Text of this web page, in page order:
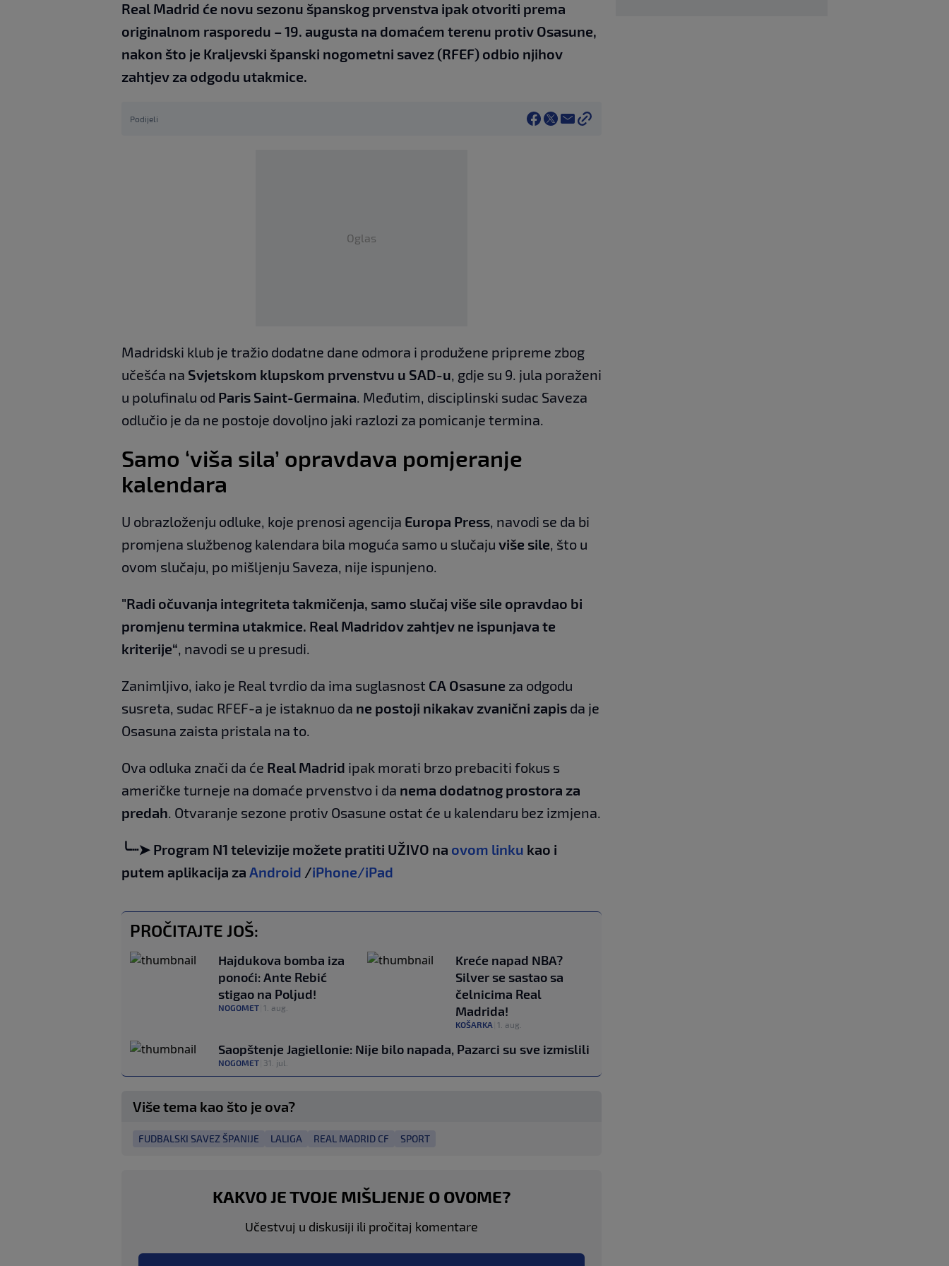
Real Madrid će novu sezonu španskog prvenstva ipak otvoriti prema
originalnom rasporedu – 19. augusta na domaćem terenu protiv Osasune,
nakon što je Kraljevski španski nogometni savez (RFEF) odbio njihov
zahtjev za odgodu utakmice.
Podijeli
Oglas
Madridski klub je tražio dodatne dane odmora i produžene pripreme zbog
učešća na Svjetskom klupskom prvenstvu u SAD-u, gdje su 9. jula poraženi
u polufinalu od Paris Saint-Germaina. Međutim, disciplinski sudac Saveza
odlučio je da ne postoje dovoljno jaki razlozi za pomicanje termina.
Samo ‘viša sila’ opravdava pomjeranje
kalendara
U obrazloženju odluke, koje prenosi agencija Europa Press, navodi se da bi
promjena službenog kalendara bila moguća samo u slučaju više sile, što u
ovom slučaju, po mišljenju Saveza, nije ispunjeno.
"Radi očuvanja integriteta takmičenja, samo slučaj više sile opravdao bi
promjenu termina utakmice. Real Madridov zahtjev ne ispunjava te
kriterije“, navodi se u presudi.
Zanimljivo, iako je Real tvrdio da ima suglasnost CA Osasune za odgodu
susreta, sudac RFEF-a je istaknuo da ne postoji nikakav zvanični zapis da je
Osasuna zaista pristala na to.
Ova odluka znači da će Real Madrid ipak morati brzo prebaciti fokus s
američke turneje na domaće prvenstvo i da nema dodatnog prostora za
predah. Otvaranje sezone protiv Osasune ostat će u kalendaru bez izmjena.
╰┈➤ Program N1 televizije možete pratiti UŽIVO na ovom linku kao i
putem aplikacija za Android /iPhone/iPad
PROČITAJTE JOŠ:
Hajdukova bomba iza
ponoći: Ante Rebić
stigao na Poljud!
NOGOMET 1. aug.
Kreće napad NBA?
Silver se sastao sa
čelnicima Real
Madrida!
KOŠARKA 1. aug.
Saopštenje Jagiellonie: Nije bilo napada, Pazarci su sve izmislili
NOGOMET 31. jul.
Više tema kao što je ova?
FUDBALSKI SAVEZ ŠPANIJE LALIGA REAL MADRID CF SPORT
KAKVO JE TVOJE MIŠLJENJE O OVOME?
Učestvuj u diskusiji ili pročitaj komentare